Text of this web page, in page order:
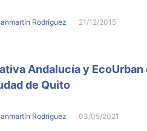
Rodríguez 21/12/2015
Andalucía y
de Quito
Rodríguez 03/05/2021